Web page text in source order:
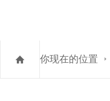
你现在的位置